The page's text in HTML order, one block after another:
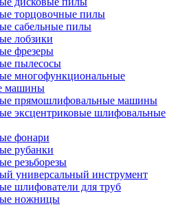
торцовочные пилы
сабельные пилы
лобзики
фрезеры
пылесосы
многофункциональные
машины
прямошлифовальные машины
эксцентриковые шлифовальные
фонари
рубанки
резьборезы
универсальный инструмент
шлифователи для труб
ножницы